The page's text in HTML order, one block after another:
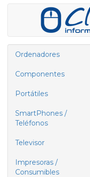
Ordenadores
Componentes
Portátiles
SmartPhones /
Teléfonos
Televisor
Impresoras /
Consumibles